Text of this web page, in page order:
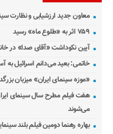
معاون جدید ارزشیابی و نظارت
۷۵۹ اثر به «طلوع ماه» رسید
آیین نکوداشت «آقای صدا» در
خاتمی: بعید می‌دانم اسرائیل به
«موزه سینمای ایران» میزبان
هفت فیلم مطرح سال سینمای
می‌شوند
بهاره رهنما دومین فیلم بلند